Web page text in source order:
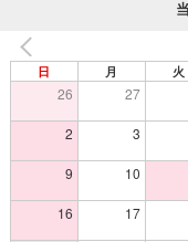
日 月 火
26 27
2 3
9 10
16 17